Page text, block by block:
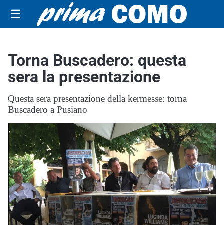
☰
Torna Buscadero: questa
sera la presentazione
Questa sera presentazione della kermesse: torna
Buscadero a Pusiano